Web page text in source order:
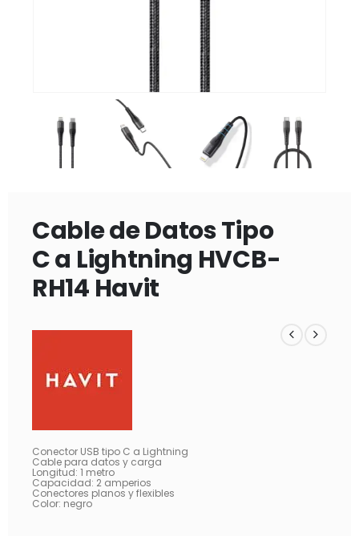
Cable de Datos Tipo
C a Lightning HVCB-
RH14 Havit
Conector USB tipo C a Lightning
Cable para datos y carga
Longitud: 1 metro
Capacidad: 2 amperios
Conectores planos y flexibles
Color: negro